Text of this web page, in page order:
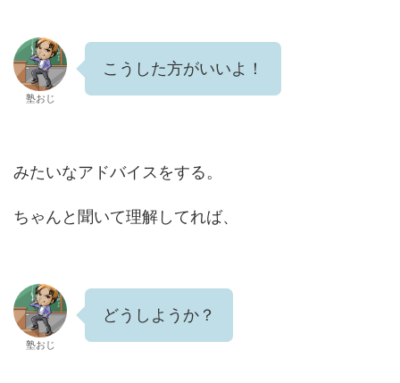
塾おじ
こうした方がいいよ！
みたいなアドバイスをする。
ちゃんと聞いて理解してれば、
塾おじ
どうしようか？